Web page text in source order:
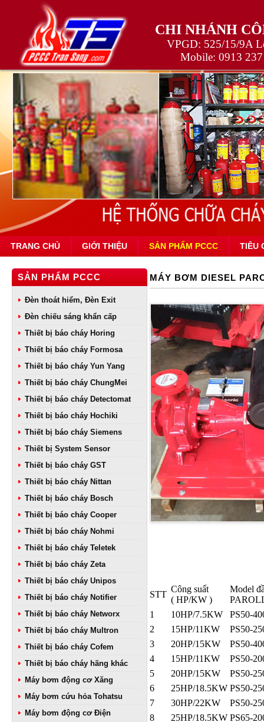
CHI NHÁNH
VPGD: 525/15/9A
Mobile: 0913
TRANG CHỦ GIỚI THIỆU SẢN PHẨM PCCC TIÊU
SẢN PHẨM PCCC
Đèn thoát hiểm, Đèn Exit
Đèn chiếu sáng khẩn cấp
Thiết bị báo cháy Horing
Thiết bị báo cháy Formosa
Thiết bị báo cháy Yun Yang
Thiết bị báo cháy ChungMei
Thiết bị báo cháy Detectomat
Thiết bị báo cháy Hochiki
Thiết bị báo cháy Siemens
Thiết bị System Sensor
Thiết bị báo cháy GST
Thiết bị báo cháy Nittan
Thiết bị báo cháy Bosch
Thiết bị báo cháy Cooper
Thiết bị báo cháy Nohmi
Thiết bị báo cháy Teletek
Thiết bị báo cháy Zeta
Thiết bị báo cháy Unipos
Thiết bị báo cháy Notifier
Thiết bị báo cháy Networx
Thiết bị báo cháy Multron
Thiết bị báo cháy Cofem
Thiết bị báo cháy hãng khác
Máy bơm động cơ Xăng
Máy bơm cứu hỏa Tohatsu
Máy bơm động cơ Điện
MÁY BƠM DIESEL
STT
Công suất
( HP/KW )
Model
1
10HP/7.5KW
PS50-
2
15HP/11KW
PS50-
3
20HP/15KW
PS50-
4
15HP/11KW
PS50-
5
20HP/15KW
PS50-
6
25HP/18.5KW PS50-
7
30HP/22KW
PS50-
8
25HP/18.5KW PS65-